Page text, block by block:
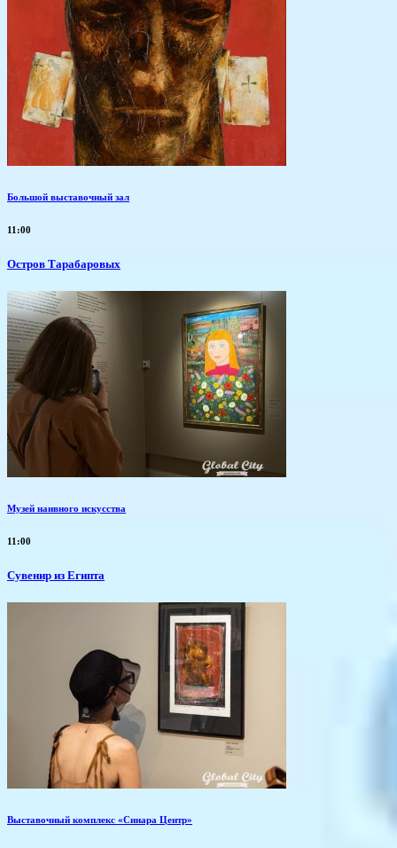
Большой выставочный зал
11:00
Остров Тарабаровых
Музей наивного искусства
11:00
Сувенир из Египта
Выставочный комплекс «Синара Центр»